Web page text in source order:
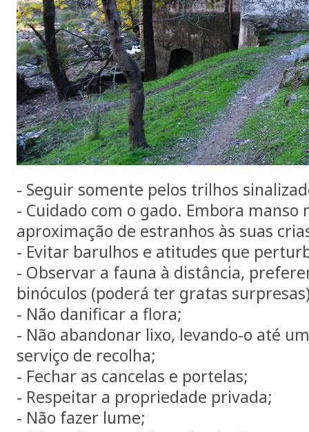
- Seguir somente pelos trilhos
- Cuidado com o gado. Embora manso
aproximação de estranhos às suas
- Evitar barulhos e atitudes que
- Observar a fauna à distância,
binóculos (poderá ter gratas
- Não danificar a flora;
- Não abandonar lixo, levando-o até
serviço de recolha;
- Fechar as cancelas e portelas;
- Respeitar a propriedade privada;
- Não fazer lume;